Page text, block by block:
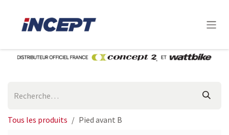
Tous les produits Pied avant B